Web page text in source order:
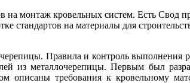
на монтаж кровельных систем. Есть Свод
стандартов на материалы для
Правила и контроль выполнения
из металлочерепицы. Первым был
описаны требования к кровельному